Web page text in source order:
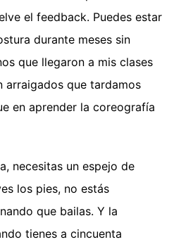
el feedback. Puedes estar
durante meses sin
que llegaron a mis clases
arraigados que tardamos
en aprender la coreografía
necesitas un espejo de
los pies, no estás
que bailas. Y la
tienes a cincuenta